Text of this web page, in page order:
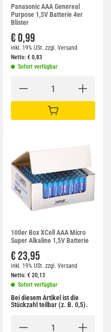
Panasonic AAA Genereal
Purpose 1,5V Batterie 4er
Blister
€ 0,99
inkl. 19% USt. zzgl. Versand
Netto: € 0,83
Sofort verfügbar
IN DEN WARENKORB
100er Box XCell AAA Micro
Super Alkaline 1,5V Batterie
€ 23,95
inkl. 19% USt. zzgl. Versand
Netto: € 20,13
Sofort verfügbar
Bei diesem Artikel ist die
Stückzahl teilbar (z. B. 0,5).